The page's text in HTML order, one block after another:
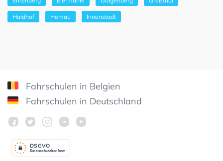
Haidhof Hemau Innenstadt
Fahrschulen in Belgien
Fahrschulen in Deutschland
Datenschutzkonform
DSGVO